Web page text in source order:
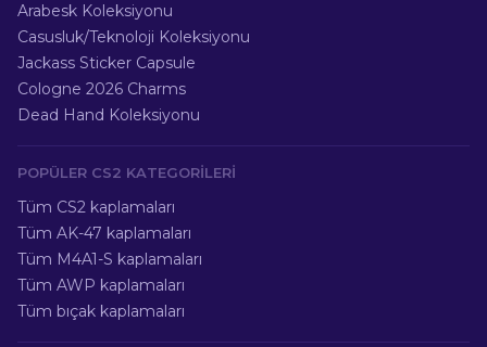
Arabesk Koleksiyonu
Casusluk/Teknoloji Koleksiyonu
Jackass Sticker Capsule
Cologne 2026 Charms
Dead Hand Koleksiyonu
POPÜLER CS2 KATEGORILERI
Tüm CS2 kaplamaları
Tüm AK-47 kaplamaları
Tüm M4A1-S kaplamaları
Tüm AWP kaplamaları
Tüm bıçak kaplamaları